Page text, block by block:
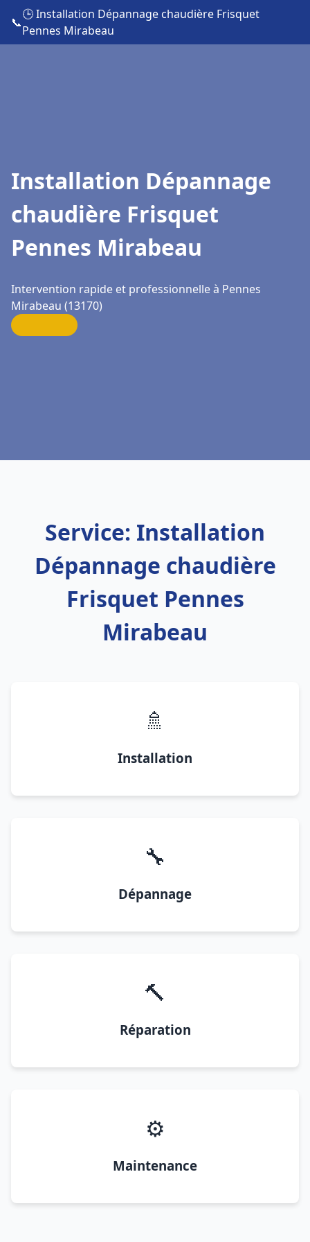
📞
🕒 Installation Dépannage chaudière Frisquet
Pennes Mirabeau
Installation Dépannage
chaudière Frisquet
Pennes Mirabeau
Intervention rapide et professionnelle à Pennes
Mirabeau (13170)
Service: Installation
Dépannage chaudière
Frisquet Pennes
Mirabeau
🚿
Installation
🔧
Dépannage
🔨
Réparation
⚙️
Maintenance